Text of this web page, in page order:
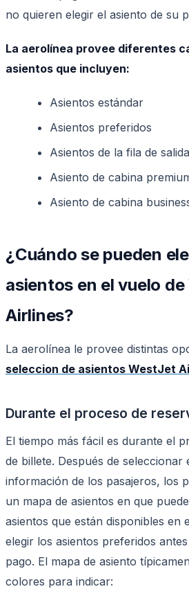
no quieren elegir el asiento de su
La aerolínea provee diferentes
asientos que incluyen:
Asientos estándar
Asientos preferidos
Asientos de la fila de salida
Asiento de cabina
Asiento de cabina
¿Cuándo se pueden
asientos en el vuelo
Airlines?
La aerolínea le provee distintas
seleccion de asientos WestJet
Durante el proceso de
El tiempo más fácil es durante el
de billete. Después de
información de los pasajeros, los
un mapa de asientos en que
asientos que están disponibles en
elegir los asientos preferidos
pago. El mapa de asiento
colores para indicar: